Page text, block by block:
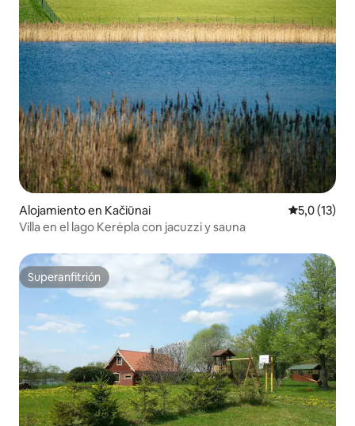
Alojamiento en Kačiūnai Calificación
5,0 (13)
Villa en el lago Kerėpla con jacuzzi y sauna
Superanfitrión
Superanfitrión